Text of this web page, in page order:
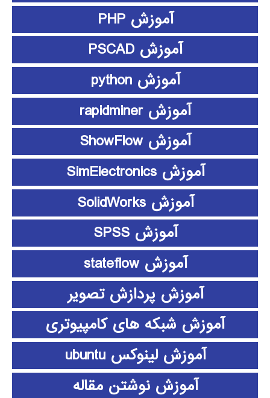
آموزش PHP
آموزش PSCAD
آموزش python
آموزش rapidminer
آموزش ShowFlow
آموزش SimElectronics
آموزش SolidWorks
آموزش SPSS
آموزش stateflow
آموزش پردازش تصویر
آموزش شبکه های کامپیوتری
آموزش لینوکس ubuntu
آموزش نوشتن مقاله